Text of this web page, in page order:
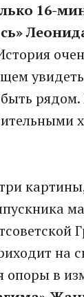
16-
на
опоры в